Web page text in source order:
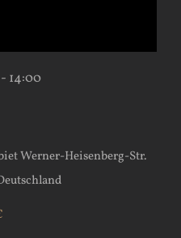
- 14:00
Werner-Heisenberg-Str.